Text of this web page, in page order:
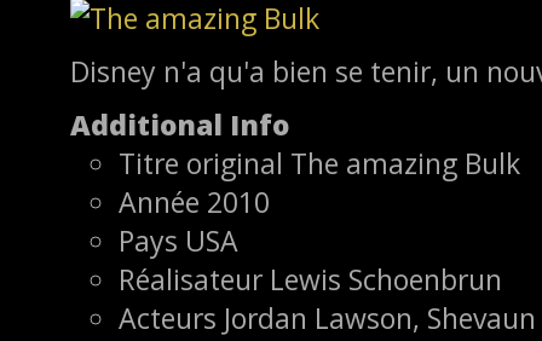
Disney n'a qu'a bien se tenir, un
Additional Info
Titre original The amazing Bulk
Année 2010
Pays USA
Réalisateur Lewis Schoenbrun
Acteurs Jordan Lawson,